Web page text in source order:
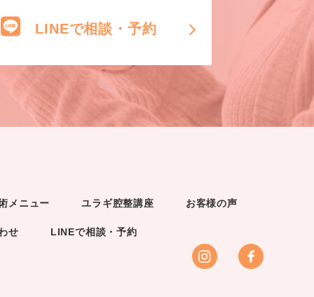
LINEで相談・予約
メニュー ユラギ腔整講座 お客様の声
せ LINEで相談・予約